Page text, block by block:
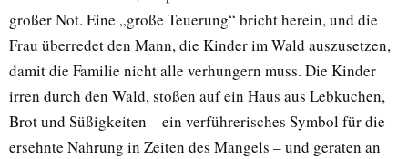
großer Not. Eine „große Teuerung“ bricht herein, und die
Frau überredet den Mann, die Kinder im Wald auszusetzen,
damit die Familie nicht alle verhungern muss. Die Kinder
irren durch den Wald, stoßen auf ein Haus aus Lebkuchen,
Brot und Süßigkeiten – ein verführerisches Symbol für die
ersehnte Nahrung in Zeiten des Mangels – und geraten an